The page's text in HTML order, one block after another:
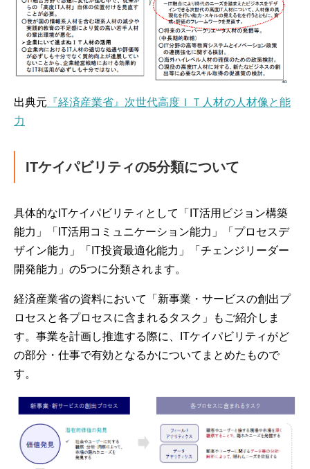
出典元 『経済産業省』次世代高度ＩＴ人材の人材像と能
力
ITケイパビリティの5分類について
具体的なITケイパビリティとして「IT活用ビジョン構築
能力」「IT活用コミュニケーション能力」「プロセスデ
ザイン能力」「IT投資最適化能力」「チェンジリーダー
開発能力」の5つに分類されます。
経済産業省の資料において「新事業・サービスの創出プ
ロセスと各プロセスに含まれるタスク」もご紹介しま
す。事業を計画し推進する際に、ITケイパビリティがど
の部分・仕事で有効となるかについてまとめたもので
す。